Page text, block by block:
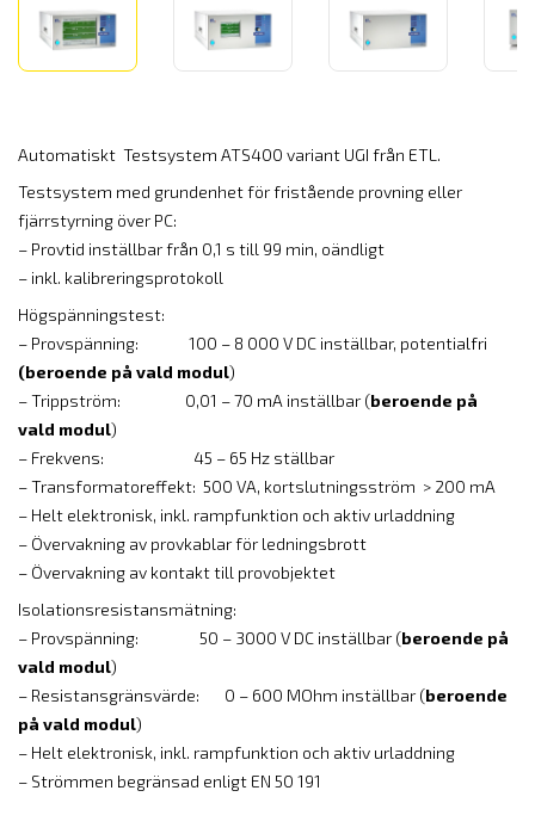
Automatiskt Testsystem ATS400 variant UGI från ETL.
Testsystem med grundenhet för fristående provning eller
fjärrstyrning över PC:
– Provtid inställbar från 0,1 s till 99 min, oändligt
– inkl. kalibreringsprotokoll
Högspänningstest:
– Provspänning: 100 – 8 000 V DC inställbar, potentialfri
(beroende på vald modul)
– Trippström: 0,01 – 70 mA inställbar (beroende på
vald modul)
– Frekvens: 45 – 65 Hz ställbar
– Transformatoreffekt: 500 VA, kortslutningsström > 200 mA
– Helt elektronisk, inkl. rampfunktion och aktiv urladdning
– Övervakning av provkablar för ledningsbrott
– Övervakning av kontakt till provobjektet
Isolationsresistansmätning:
– Provspänning: 50 – 3000 V DC inställbar (beroende på
vald modul)
– Resistansgränsvärde: 0 – 600 MOhm inställbar (beroende
på vald modul)
– Helt elektronisk, inkl. rampfunktion och aktiv urladdning
– Strömmen begränsad enligt EN 50 191